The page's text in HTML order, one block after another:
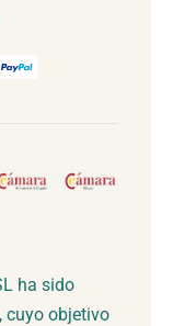
ha sido
cuyo objetivo